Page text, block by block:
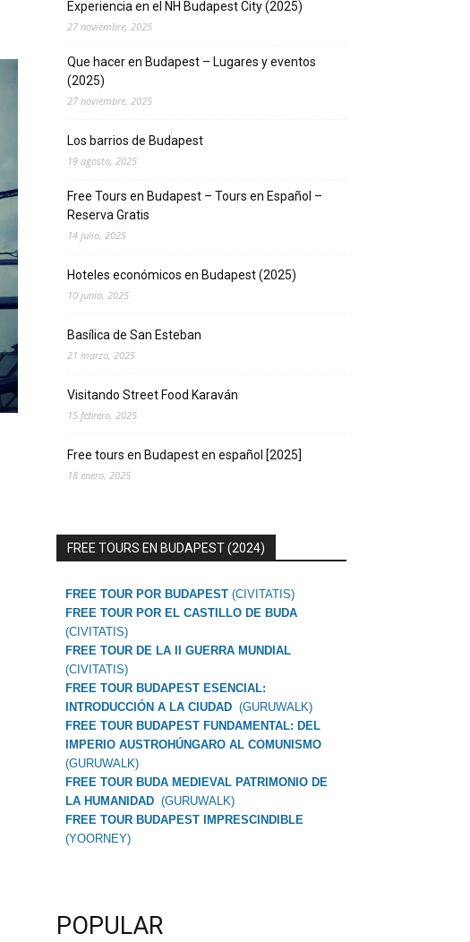
Experiencia en el NH Budapest City (2025)
27 noviembre, 2025
Que hacer en Budapest – Lugares y eventos
(2025)
27 noviembre, 2025
Los barrios de Budapest
19 agosto, 2025
Free Tours en Budapest – Tours en Español –
Reserva Gratis
14 julio, 2025
Hoteles económicos en Budapest (2025)
10 junio, 2025
Basílica de San Esteban
21 marzo, 2025
Visitando Street Food Karaván
15 febrero, 2025
Free tours en Budapest en español [2025]
18 enero, 2025
FREE TOURS EN BUDAPEST (2024)
FREE TOUR POR BUDAPEST (CIVITATIS)
FREE TOUR POR EL CASTILLO DE BUDA
(CIVITATIS)
FREE TOUR DE LA II GUERRA MUNDIAL
(CIVITATIS)
FREE TOUR BUDAPEST ESENCIAL:
INTRODUCCIÓN A LA CIUDAD (GURUWALK)
FREE TOUR BUDAPEST FUNDAMENTAL: DEL
IMPERIO AUSTROHÚNGARO AL COMUNISMO
(GURUWALK)
FREE TOUR BUDA MEDIEVAL PATRIMONIO DE
LA HUMANIDAD (GURUWALK)
FREE TOUR BUDAPEST IMPRESCINDIBLE
(YOORNEY)
POPULAR